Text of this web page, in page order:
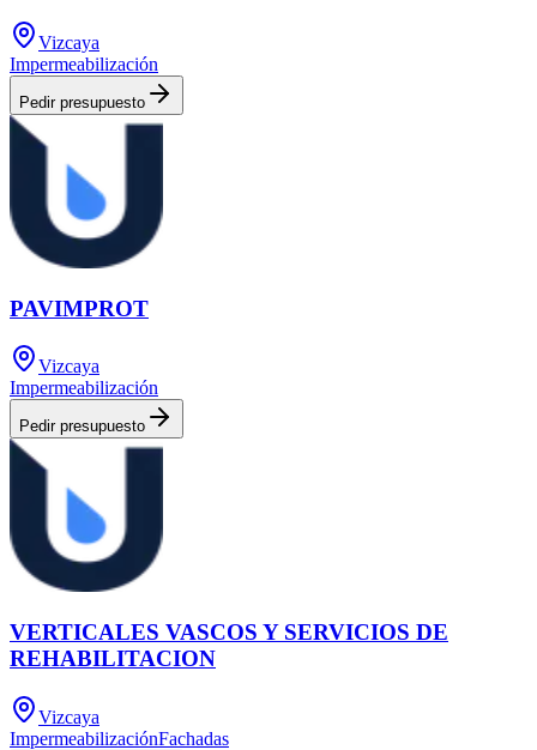
Vizcaya
Impermeabilización
Pedir presupuesto
PAVIMPROT
Vizcaya
Impermeabilización
Pedir presupuesto
VERTICALES VASCOS Y SERVICIOS DE
REHABILITACION
Vizcaya
ImpermeabilizaciónFachadas